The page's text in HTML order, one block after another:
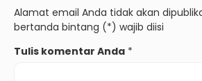
Alamat email Anda tidak akan
bertanda bintang (*) wajib diisi
Tulis komentar Anda *